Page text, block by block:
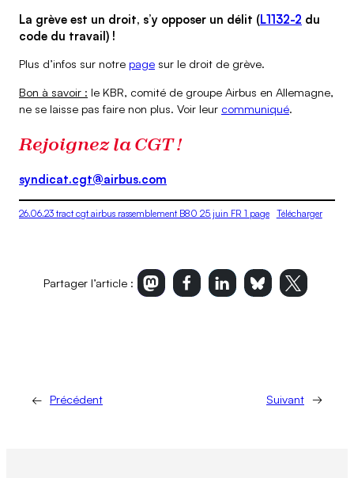
La grève est un droit, s’y opposer un délit (L1132-2 du
code du travail) !
Plus d’infos sur notre page sur le droit de grève.
Bon à savoir : le KBR, comité de groupe Airbus en Allemagne,
ne se laisse pas faire non plus. Voir leur communiqué.
Rejoignez la CGT !
syndicat.cgt@airbus.com
26.06.23 tract cgt airbus rassemblement B80 25 juin FR 1 page Télécharger
Partager l’article :
← Précédent Suivant →